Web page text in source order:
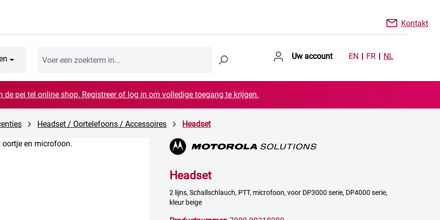
Kontakt
Uw account EN FR NL
de pei tel online shop. Registreer of log in om volledige toegang te krijgen.
Headset / Oortelefoons / Accessoires Headset
Headset
2 lijns, Schallschlauch, PTT, microfoon, voor DP3000 serie, DP4000 serie,
kleur beige